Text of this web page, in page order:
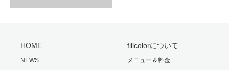
HOME
NEWS
fillcolorについて
メニュー＆料金